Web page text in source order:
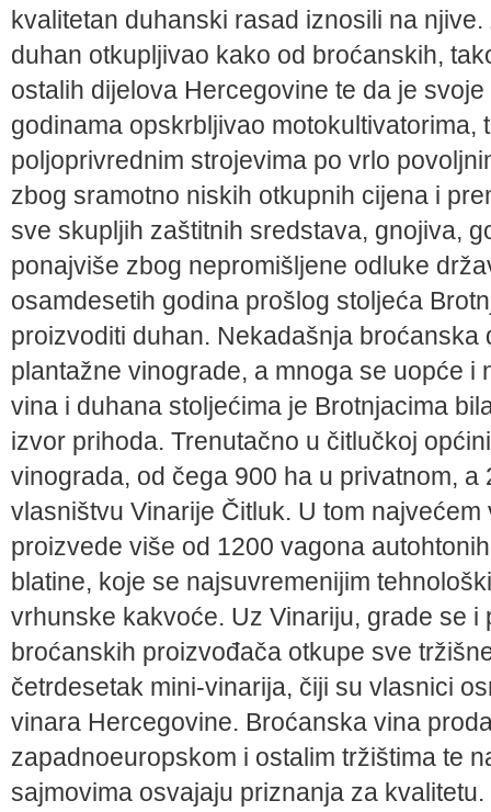
kvalitetan duhanski rasad iznosili na
duhan otkupljivao kako od broćanskih,
ostalih dijelova Hercegovine te da je
godinama opskrbljivao motokultivatorima,
poljoprivrednim strojevima po vrlo
zbog sramotno niskih otkupnih cijena i
sve skupljih zaštitnih sredstava, gnojiva,
ponajviše zbog nepromišljene odluke
osamdesetih godina prošlog stoljeća
proizvoditi duhan. Nekadašnja broćanska
plantažne vinograde, a mnoga se uopće i
vina i duhana stoljećima je Brotnjacima
izvor prihoda. Trenutačno u čitlučkoj
vinograda, od čega 900 ha u privatnom,
vlasništvu Vinarije Čitluk. U tom
proizvede više od 1200 vagona
blatine, koje se najsuvremenijim
vrhunske kakvoće. Uz Vinariju, grade se i
broćanskih proizvođača otkupe sve
četrdesetak mini-vinarija, čiji su vlasnici
vinara Hercegovine. Broćanska vina
zapadnoeuropskom i ostalim tržištima te
sajmovima osvajaju priznanja za